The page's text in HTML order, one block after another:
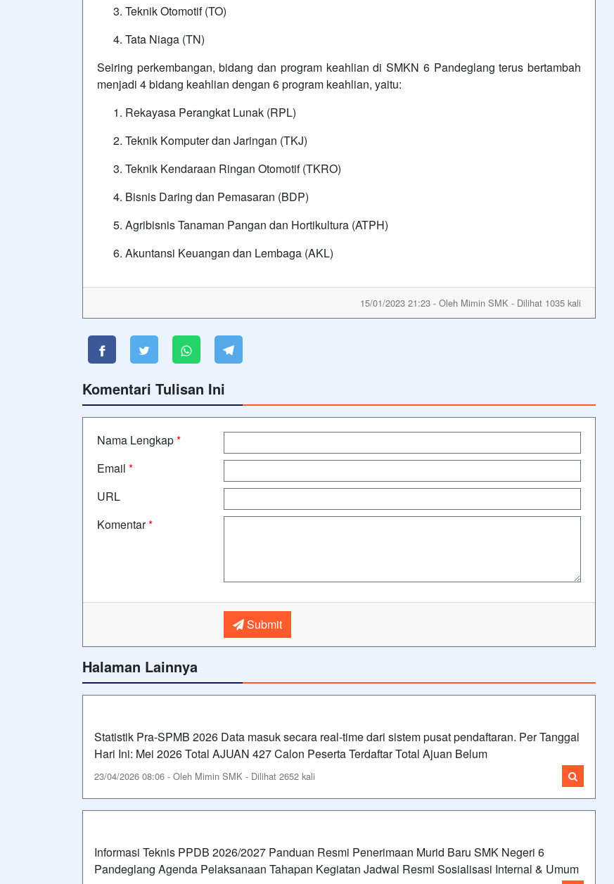
Teknik Otomotif (TO)
Tata Niaga (TN)
Seiring perkembangan, bidang dan program keahlian di SMKN 6 Pandeglang terus bertambah
menjadi 4 bidang keahlian dengan 6 program keahlian, yaitu:
Rekayasa Perangkat Lunak (RPL)
Teknik Komputer dan Jaringan (TKJ)
Teknik Kendaraan Ringan Otomotif (TKRO)
Bisnis Daring dan Pemasaran (BDP)
Agribisnis Tanaman Pangan dan Hortikultura (ATPH)
Akuntansi Keuangan dan Lembaga (AKL)
15/01/2023 21:23 - Oleh Mimin SMK - Dilihat 1035 kali
Komentari Tulisan Ini
Nama Lengkap*
Email *
URL
Komentar*
Submit
Halaman Lainnya
Statistik Pra-SPMB 2026 Data masuk secara real-time dari sistem pusat pendaftaran. Per Tanggal
Hari Ini: Mei 2026 Total AJUAN 427 Calon Peserta Terdaftar Total Ajuan Belum
23/04/2026 08:06 - Oleh Mimin SMK - Dilihat 2652 kali
Informasi Teknis PPDB 2026/2027 Panduan Resmi Penerimaan Murid Baru SMK Negeri 6
Pandeglang Agenda Pelaksanaan Tahapan Kegiatan Jadwal Resmi Sosialisasi Internal & Umum